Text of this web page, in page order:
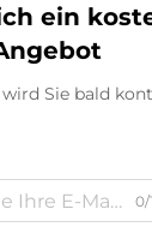
ein
Sie bald
0/